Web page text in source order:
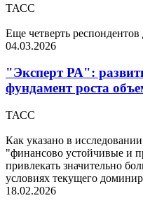
ТАСС
Еще четверть
04.03.2026
"Эксперт РА":
фундамент роста
ТАСС
Как указано в
"финансово устойчивые и
привлекать значительно
условиях текущего
18.02.2026